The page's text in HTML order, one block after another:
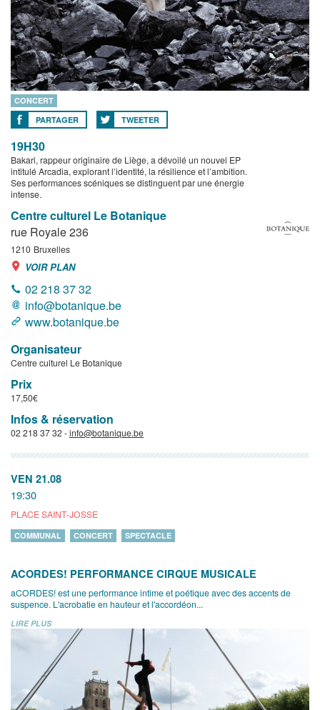
CONCERT
PARTAGER
TWEETER
19H30
Bakari, rappeur originaire de Liège, a dévoilé un nouvel EP
intitulé Arcadia, explorant l’identité, la résilience et l’ambition.
Ses performances scéniques se distinguent par une énergie
intense.
Centre culturel Le Botanique
rue Royale 236
1210 Bruxelles
VOIR PLAN
02 218 37 32
info@botanique.be
www.botanique.be
Organisateur
Centre culturel Le Botanique
Prix
17,50€
Infos & réservation
02 218 37 32 -info@botanique.be
VEN 21.08
19:30
PLACE SAINT-JOSSE
COMMUNAL CONCERT SPECTACLE
ACORDES! PERFORMANCE CIRQUE MUSICALE
aCORDES! est une performance intime et poétique avec des accents de
suspence. L'acrobatie en hauteur et l'accordéon...
LIRE PLUS